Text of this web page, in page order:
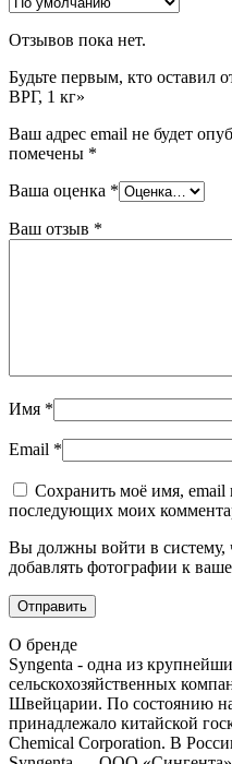
Отзывов пока нет.
Будьте первым, кто оставил
ВРГ, 1 кг»
Ваш адрес email не будет
помечены *
Ваша оценка *
Ваш отзыв *
Имя *
Email *
Сохранить моё имя, email
последующих моих
Вы должны войти в систему,
добавлять фотографии к
О бренде
Syngenta - одна из
сельскохозяйственных
Швейцарии. По состоянию
принадлежало китайской
Chemical Corporation. В